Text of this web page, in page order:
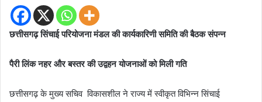
छत्तीसगढ़ सिंचाई परियोजना मंडल की कार्यकारिणी समिति की बैठक संपन्न
पैरी लिंक नहर और बस्तर की उद्वहन योजनाओं को मिली गति
छत्तीसगढ़ के मुख्य सचिव विकासशील ने राज्य में स्वीकृत विभिन्न सिंचाई